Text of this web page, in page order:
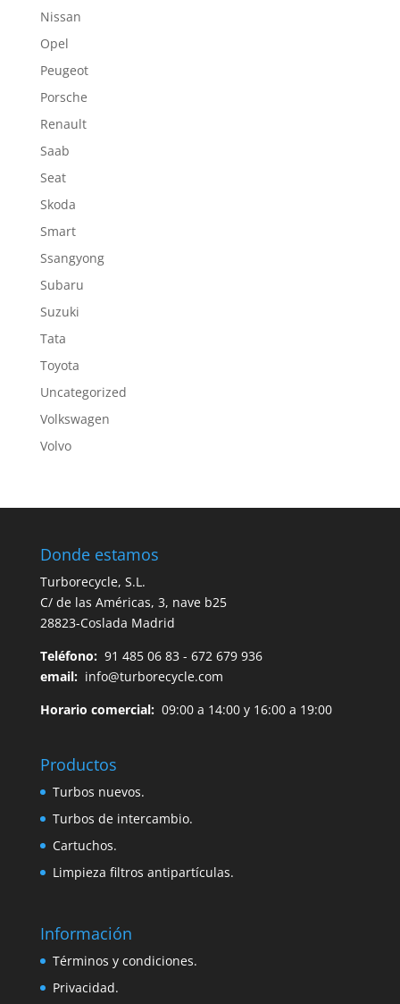
Nissan
Opel
Peugeot
Porsche
Renault
Saab
Seat
Skoda
Smart
Ssangyong
Subaru
Suzuki
Tata
Toyota
Uncategorized
Volkswagen
Volvo
Donde estamos
Turborecycle, S.L.
C/ de las Américas, 3, nave b25
28823-Coslada Madrid
Teléfono: 91 485 06 83 - 672 679 936
email: info@turborecycle.com
Horario comercial:09:00 a 14:00 y 16:00 a 19:00
Productos
Turbos nuevos.
Turbos de intercambio.
Cartuchos.
Limpieza filtros antipartículas.
Información
Términos y condiciones.
Privacidad.